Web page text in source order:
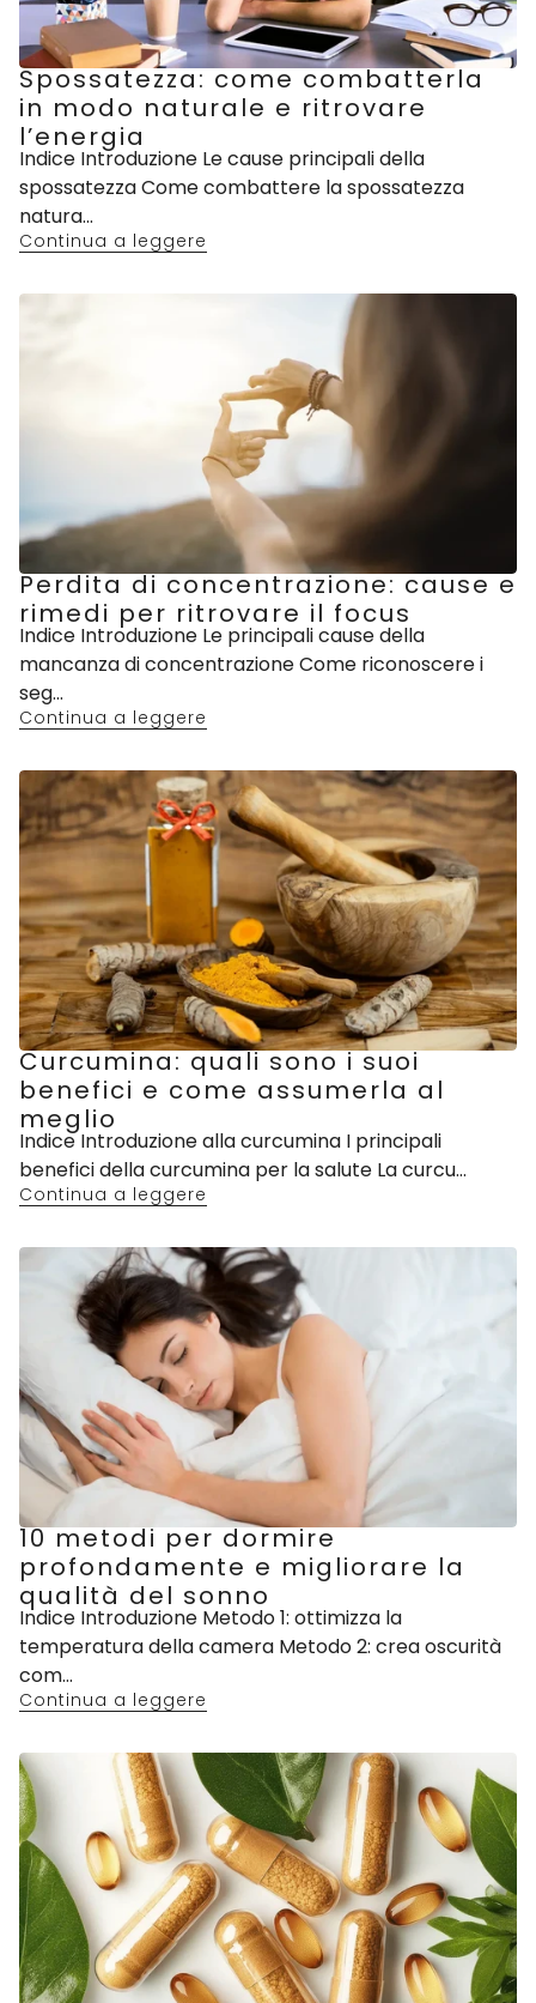
Spossatezza: come combatterla
in modo naturale e ritrovare
l’energia
Indice Introduzione Le cause principali della
spossatezza Come combattere la spossatezza
natura...
Continua a leggere
Perdita di concentrazione: cause e
rimedi per ritrovare il focus
Indice Introduzione Le principali cause della
mancanza di concentrazione Come riconoscere i
seg...
Continua a leggere
Curcumina: quali sono i suoi
benefici e come assumerla al
meglio
Indice Introduzione alla curcumina I principali
benefici della curcumina per la salute La curcu...
Continua a leggere
10 metodi per dormire
profondamente e migliorare la
qualità del sonno
Indice Introduzione Metodo 1: ottimizza la
temperatura della camera Metodo 2: crea oscurità
com...
Continua a leggere